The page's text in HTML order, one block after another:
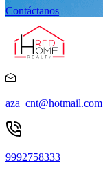
Contáctanos
aza_cnt@hotmail.com
9992758333